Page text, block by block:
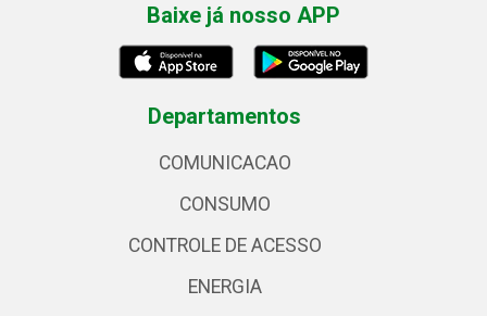
Baixe já nosso APP
Departamentos
COMUNICACAO
CONSUMO
CONTROLE DE ACESSO
ENERGIA